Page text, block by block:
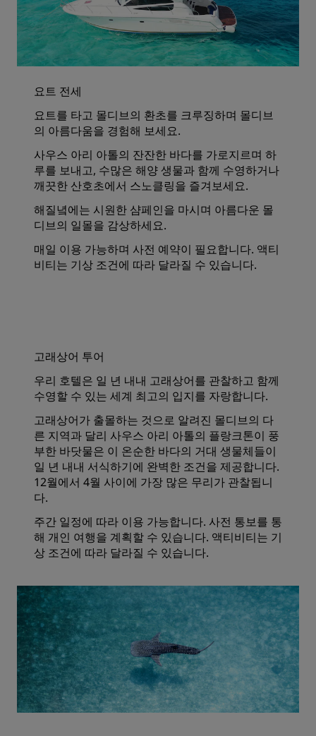
요트 전세
요트를 타고 몰디브의 환초를 크루징하며 몰디브
의 아름다움을 경험해 보세요.
사우스 아리 아톨의 잔잔한 바다를 가로지르며 하
루를 보내고, 수많은 해양 생물과 함께 수영하거나
깨끗한 산호초에서 스노클링을 즐겨보세요.
해질녘에는 시원한 샴페인을 마시며 아름다운 몰
디브의 일몰을 감상하세요.
매일 이용 가능하며 사전 예약이 필요합니다. 액티
비티는 기상 조건에 따라 달라질 수 있습니다.
고래상어 투어
우리 호텔은 일 년 내내 고래상어를 관찰하고 함께
수영할 수 있는 세계 최고의 입지를 자랑합니다.
고래상어가 출몰하는 것으로 알려진 몰디브의 다
른 지역과 달리 사우스 아리 아톨의 플랑크톤이 풍
부한 바닷물은 이 온순한 바다의 거대 생물체들이
일 년 내내 서식하기에 완벽한 조건을 제공합니다.
12월에서 4월 사이에 가장 많은 무리가 관찰됩니
다.
주간 일정에 따라 이용 가능합니다. 사전 통보를 통
해 개인 여행을 계획할 수 있습니다. 액티비티는 기
상 조건에 따라 달라질 수 있습니다.